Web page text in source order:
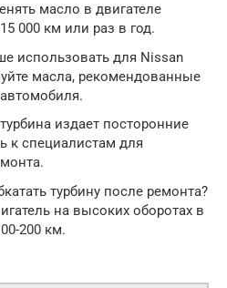
масло в двигателе
000 км или раз в год.
использовать для Nissan
масла, рекомендованные
издает посторонние
к специалистам для
турбину после ремонта?
на высоких оборотах в
200 км.